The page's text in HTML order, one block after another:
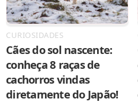
CURIOSIDADES
Cães do sol nascente:
conheça 8 raças de
cachorros vindas
diretamente do Japão!